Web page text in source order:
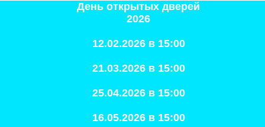
День открытых дверей
2026
12.02.2026 в 15:00
21.03.2026 в 15:00
25.04.2026 в 15:00
16.05.2026 в 15:00